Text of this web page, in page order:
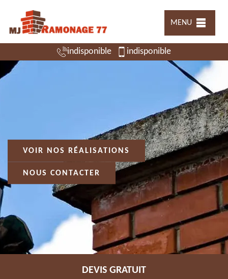
MENU
indisponible indisponible
VOIR NOS RÉALISATIONS
NOUS CONTACTER
DEVIS GRATUIT